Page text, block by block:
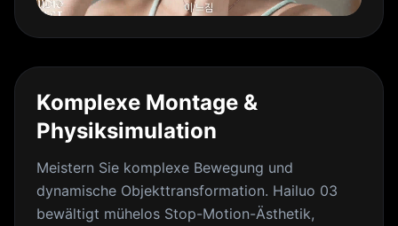
Komplexe Montage &
Physiksimulation
Meistern Sie komplexe Bewegung und
dynamische Objekttransformation. Hailuo 03
bewältigt mühelos Stop-Motion-Ästhetik,